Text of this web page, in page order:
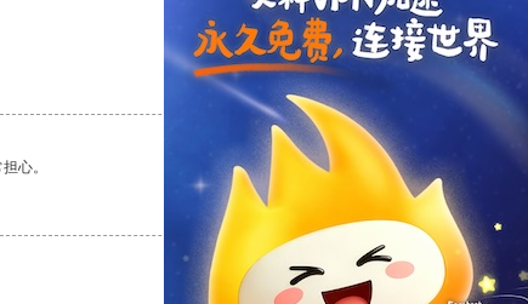
反对
心。
反对[0]